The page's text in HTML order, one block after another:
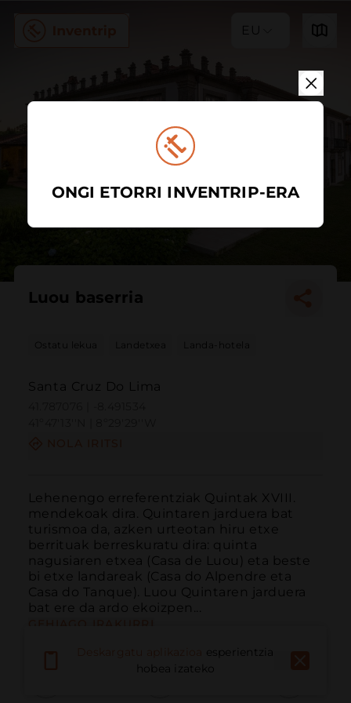
EU
Luou baserria
Ostatu lekua Landetxea Landa-hotela
Santa Cruz Do Lima
Lehenengo erreferentziak Quintak XVIII.
mendekoak dira. Quintaren jarduera bat
turismoa da, azken urteotan hiru etxe
berrituak berreskuratu dira: quinta
nagusiaren etxea (Casa de Luou) eta beste
bi etxe landareak (Casa do Alpendre eta
Casa do Tanque). Luou Quintaren jarduera
bat ere da ardo ekoizpen...
esperientzia
hobea izateko
ONGI ETORRI INVENTRIP-ERA